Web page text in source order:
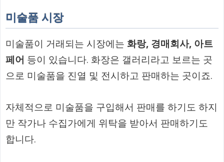
미술품 시장
미술품이 거래되는 시장에는 화랑, 경매회사, 아트
페어 등이 있습니다. 화장은 갤러리라고 보르는 곳
으로 미술품을 진열 및 전시하고 판매하는 곳이죠.
자체적으로 미술품을 구입해서 판매를 하기도 하지
만 작가나 수집가에게 위탁을 받아서 판매하기도
합니다.